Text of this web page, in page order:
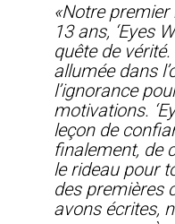
«Notre
13 ans, ‘Eyes
quête de
allumée dans
l’ignorance
motivations.
leçon de
finalement, de
le rideau pour
des premières
avons écrites,